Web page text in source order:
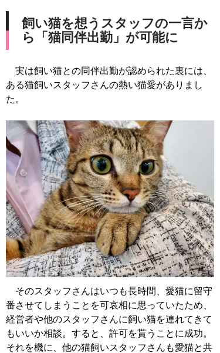
飼い猫を想うスタッフの一言か
ら「猫同伴出勤」が可能に
実は飼い猫との同伴出勤が認められた裏には、
ある猫飼いスタッフさんの熱い猫愛がありまし
た。
そのスタッフさんはいつも長時間、愛猫に留守
番させてしまうことを可哀相に思っていたため、
経営者や他のスタッフさんに飼い猫を連れてきて
もいいか相談。すると、許可を貰うことに成功。
それを機に、他の猫飼いスタッフさんも愛猫と共